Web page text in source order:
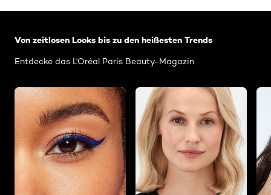
Von zeitlosen Looks bis zu den heißesten Trends
Entdecke das L'Oréal Paris Beauty-Magazin